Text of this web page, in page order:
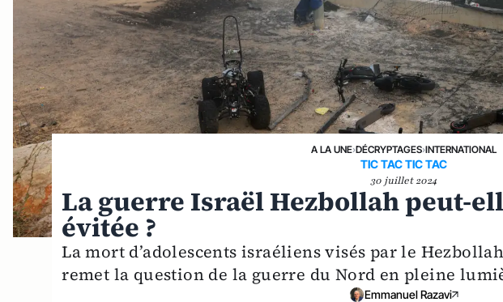
A LA UNE›DÉCRYPTAGES›INTERNATIONAL
TIC TAC TIC TAC
30 juillet 2024
La guerre Israël Hezbollah peut-
évitée ?
La mort d’adolescents israéliens visés par le
remet la question de la guerre du Nord en pleine
Emmanuel Razavi